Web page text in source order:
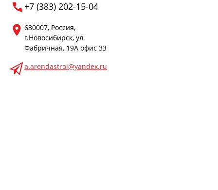
+7 (383) 202-15-04
630007, Россия,
г.Новосибирск, ул.
Фабричная, 19А офис 33
a.arendastroi@yandex.ru